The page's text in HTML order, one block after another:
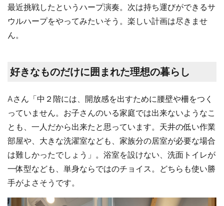
最近挑戦したというハープ演奏。次は持ち運びができるサ
ウルハープをやってみたいそう。楽しい計画は尽きませ
ん。
好きなものだけに囲まれた理想の暮らし
Aさん「中２階には、開放感を出すために腰壁や柵をつく
っていません。お子さんのいる家庭では出来ないようなこ
とも、一人だから出来たと思っています。天井の低い作業
部屋や、大きな洗濯室なども、家族分の居室が必要な場合
は難しかったでしょう」。浴室を設けない、洗面トイレが
一体型なども、単身ならではのチョイス。どちらも使い勝
手がよさそうです。